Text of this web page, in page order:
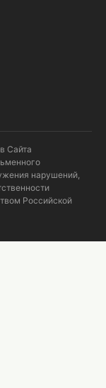
Сайта
нарушений,
Российской